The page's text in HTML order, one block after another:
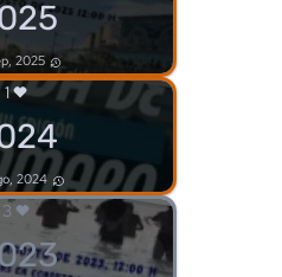
2025
1
2024
3